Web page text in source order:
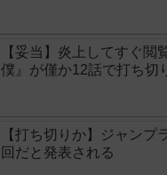
【妥当】炎上してすぐ
僕』が僅か12話で打ち切
【打ち切りか】ジャン
回だと発表される